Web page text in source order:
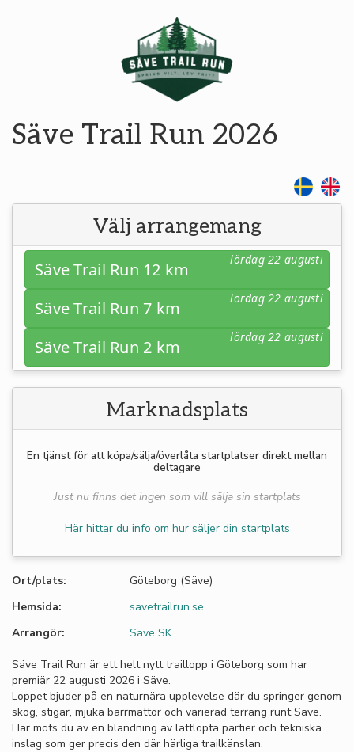
Säve Trail Run 2026
Välj arrangemang
lördag 22 augusti
Säve Trail Run 12 km
lördag 22 augusti
Säve Trail Run 7 km
lördag 22 augusti
Säve Trail Run 2 km
Marknadsplats
En tjänst för att köpa/sälja/överlåta startplatser direkt mellan
deltagare
Just nu finns det ingen som vill sälja sin startplats
Här hittar du info om hur säljer din startplats
Ort/plats:
Göteborg (Säve)
Hemsida:
savetrailrun.se
Arrangör:
Säve SK
Säve Trail Run är ett helt nytt traillopp i Göteborg som har
premiär 22 augusti 2026 i Säve.
Loppet bjuder på en naturnära upplevelse där du springer genom
skog, stigar, mjuka barrmattor och varierad terräng runt Säve.
Här möts du av en blandning av lättlöpta partier och tekniska
inslag som ger precis den där härliga trailkänslan.